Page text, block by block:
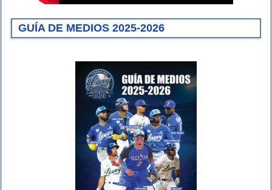
GUÍA DE MEDIOS 2025-2026